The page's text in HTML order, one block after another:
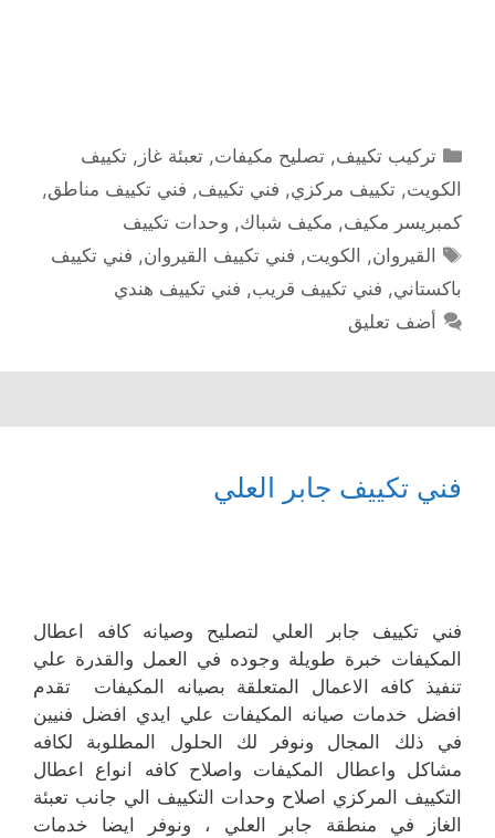
التصنيفات
تركيب تكييف,تصليح مكيفات,تعبئة غاز ,تكييف
الكويت, تكييف مركزي, فني تكييف, فني تكييف مناطق,
كمبريسر مكيف, مكيف شباك, وحدات تكييف
الوسوم
القيروان, الكويت, فني تكييف القيروان, فني تكييف
باكستاني, فني تكييف قريب, فني تكييف هندي
أضف تعليق
فني تكييف جابر العلي
فني تكييف جابر العلي لتصليح وصيانه كافه اعطال
المكيفات خبرة طويلة وجوده في العمل والقدرة علي
تنفيذ كافه الاعمال المتعلقة بصيانه المكيفات تقدم
افضل خدمات صيانه المكيفات علي ايدي افضل فنيين
في ذلك المجال ونوفر لك الحلول المطلوبة لكافه
مشاكل واعطال المكيفات واصلاح كافه انواع اعطال
التكييف المركزي اصلاح وحدات التكييف الي جانب تعبئة
الغاز في منطقة جابر العلي ، ونوفر ايضا خدمات